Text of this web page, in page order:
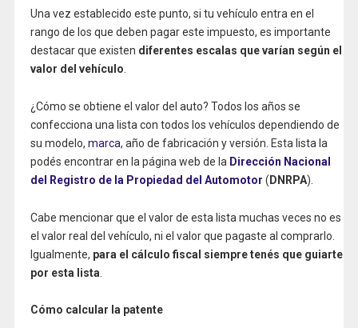
Una vez establecido este punto, si tu vehículo entra en el
rango de los que deben pagar este impuesto, es importante
destacar que existen diferentes escalas que varían según el
valor del vehículo
¿Cómo se obtiene el valor del auto? Todos los años se
confecciona una lista con todos los vehículos dependiendo de
su modelo, marca, año de fabricación y versión. Esta lista la
podés encontrar en la página web de la Dirección Nacional
del Registro de la Propiedad del Automotor ( DNRPA).
Cabe mencionar que el valor de esta lista muchas veces no es
el valor real del vehículo, ni el valor que pagaste al comprarlo.
Igualmente, para el cálculo fiscal siempre tenés que guiarte
por esta lista
Cómo calcular la patente